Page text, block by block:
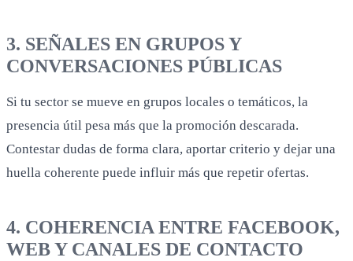
3. SEÑALES EN GRUPOS Y
CONVERSACIONES PÚBLICAS
Si tu sector se mueve en grupos locales o temáticos, la
presencia útil pesa más que la promoción descarada.
Contestar dudas de forma clara, aportar criterio y dejar una
huella coherente puede influir más que repetir ofertas.
4. COHERENCIA ENTRE FACEBOOK,
WEB Y CANALES DE CONTACTO